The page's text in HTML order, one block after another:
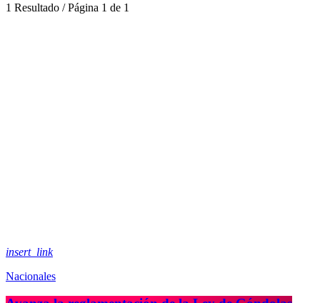
1 Resultado / Página 1 de 1
insert_link
Nacionales